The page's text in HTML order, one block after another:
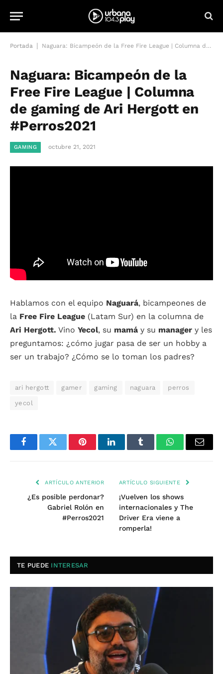
Portada Naguara: Bicampeón de la Free Fire League | Columna de gaming de Ari Hergott en #Perros2021
Naguara: Bicampeón de la
Free Fire League | Columna
de gaming de Ari Hergott en
#Perros2021
GAMING octubre 21, 2021
Hablamos con el equipo Naguará, bicampeones de
la Free Fire League (Latam Sur) en la columna de
Ari Hergott. Vino Yecol, su mamá y su manager y les
preguntamos: ¿cómo jugar pasa de ser un hobby a
ser un trabajo? ¿Cómo se lo toman los padres?
ari hergott gamer gaming naguara perros
yecol
FacebookTwitter PinterestLinkedInTumblr WhatsAppEmail
ARTÍCULO ANTERIOR
¿Es posible perdonar?
Gabriel Rolón en
#Perros2021
ARTÍCULO SIGUIENTE
¡Vuelven los shows
internacionales y The
Driver Era viene a
romperla!
TE PUEDE INTERESAR